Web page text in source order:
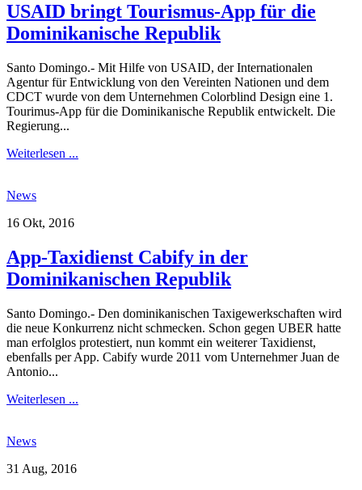
USAID bringt Tourismus-App für die
Dominikanische Republik
Santo Domingo.- Mit Hilfe von USAID, der Internationalen
Agentur für Entwicklung von den Vereinten Nationen und dem
CDCT wurde von dem Unternehmen Colorblind Design eine 1.
Tourimus-App für die Dominikanische Republik entwickelt. Die
Regierung...
Weiterlesen ...
News
16 Okt, 2016
App-Taxidienst Cabify in der
Dominikanischen Republik
Santo Domingo.- Den dominikanischen Taxigewerkschaften wird
die neue Konkurrenz nicht schmecken. Schon gegen UBER hatte
man erfolglos protestiert, nun kommt ein weiterer Taxidienst,
ebenfalls per App. Cabify wurde 2011 vom Unternehmer Juan de
Antonio...
Weiterlesen ...
News
31 Aug, 2016